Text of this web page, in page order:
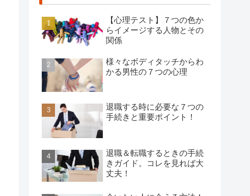
【心理テスト】７つの色か
らイメージする人物とその
関係
様々なボディタッチからわ
かる男性の７つの心理
退職する時に必要な７つの
手続きと重要ポイント！
退職＆転職するときの手続
きガイド。コレを見れば大
丈夫！